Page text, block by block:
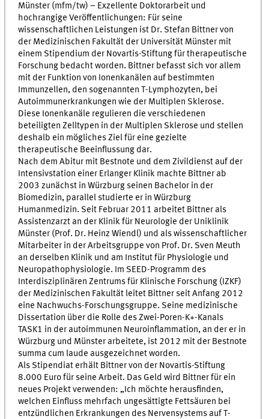
Münster (mfm/tw) – Exzellente Doktorarbeit und
hochrangige Veröffentlichungen: Für seine
wissenschaftlichen Leistungen ist Dr. Stefan Bittner von
der Medizinischen Fakultät der Universität Münster mit
einem Stipendium der Novartis-Stiftung für therapeutische
Forschung bedacht worden. Bittner befasst sich vor allem
mit der Funktion von Ionenkanälen auf bestimmten
Immunzellen, den sogenannten T-Lymphozyten, bei
Autoimmunerkrankungen wie der Multiplen Sklerose.
Diese Ionenkanäle regulieren die verschiedenen
beteiligten Zelltypen in der Multiplen Sklerose und stellen
deshalb ein mögliches Ziel für eine gezielte
therapeutische Beeinflussung dar.
Nach dem Abitur mit Bestnote und dem Zivildienst auf der
Intensivstation einer Erlanger Klinik machte Bittner ab
2003 zunächst in Würzburg seinen Bachelor in der
Biomedizin, parallel studierte er in Würzburg
Humanmedizin. Seit Februar 2011 arbeitet Bittner als
Assistenzarzt an der Klinik für Neurologie der Uniklinik
Münster (Prof. Dr. Heinz Wiendl) und als wissenschaftlicher
Mitarbeiter in der Arbeitsgruppe von Prof. Dr. Sven Meuth
an derselben Klinik und am Institut für Physiologie und
Neuropathophysiologie. Im SEED-Programm des
Interdisziplinären Zentrums für Klinische Forschung (IZKF)
der Medizinischen Fakultät leitet Bittner seit Anfang 2012
eine Nachwuchs-Forschungsgruppe. Seine medizinische
Dissertation über die Rolle des Zwei-Poren-K+-Kanals
TASK1 in der autoimmunen Neuroinflammation, an der er in
Würzburg und Münster arbeitete, ist 2012 mit der Bestnote
summa cum laude ausgezeichnet worden.
Als Stipendiat erhält Bittner von der Novartis-Stiftung
8.000 Euro für seine Arbeit. Das Geld wird Bittner für ein
neues Projekt verwenden: „Ich möchte herausfinden,
welchen Einfluss mehrfach ungesättigte Fettsäuren bei
entzündlichen Erkrankungen des Nervensystems auf T-